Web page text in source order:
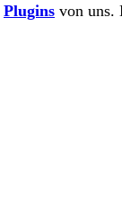
Plugins von uns.